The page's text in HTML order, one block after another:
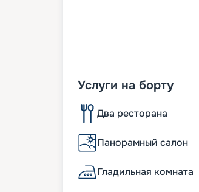
Услуги на борту
Два ресторана
Панорамный салон
Гладильная комната